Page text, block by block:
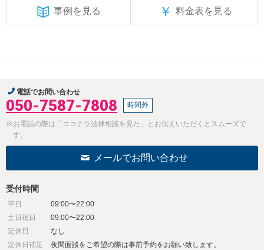
事例を見る ￥ 料金表を見る
電話でお問い合わせ
050-7587-7808 時間外
※お電話の際は「ココナラ法律相談を見た」とお伝えいただくとスムーズで
す。
メールでお問い合わせ
受付時間
平日
09:00〜22:00
土日祝日
09:00〜22:00
定休日
なし
定休日補足
夜間面談をご希望の際は事前予約をお願い致します。